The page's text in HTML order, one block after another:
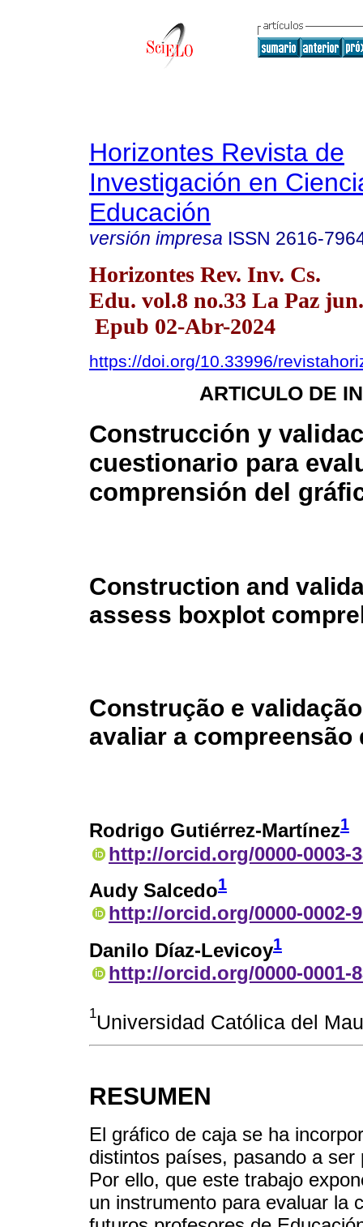
Horizontes Revista de
Investigación en
Educación
versión impresa ISSN 2616-
Horizontes Rev. Inv. Cs.
Edu. vol.8 no.33 La Paz
Epub 02-Abr-2024
https://doi.org/10.33996/
ARTICULO DE
Construcción y
cuestionario para
comprensión del
Construction and
assess boxplot
Construção e
avaliar a compreensão
Rodrigo Gutiérrez-Martínez1
http://orcid.org/0000-0003-
Audy Salcedo1
http://orcid.org/0000-0002-
Danilo Díaz-Levicoy1
http://orcid.org/0000-0001-
1Universidad Católica del
RESUMEN
El gráfico de caja se ha
distintos países, pasando a
Por ello, que este trabajo
un instrumento para evaluar la